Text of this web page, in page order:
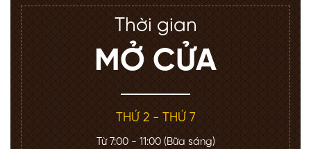
Thời gian
MỞ CỬA
THỨ 2 - THỨ 7
Từ 7:00 - 11:00 (Bữa sáng)